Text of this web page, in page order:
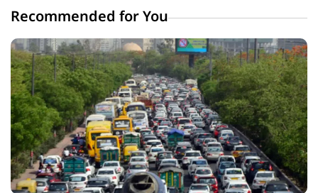
Recommended for You